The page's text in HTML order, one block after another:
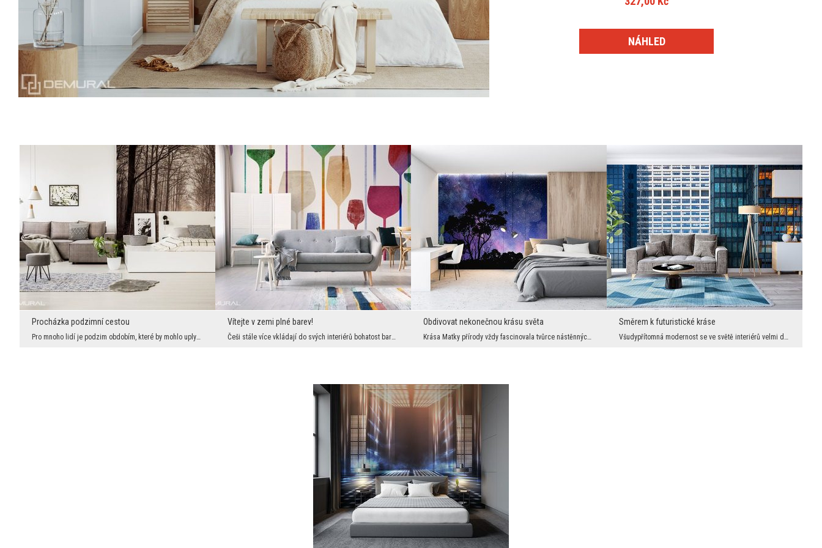
NÁHLED
Procházka podzimní cestou
Pro mnoho lidí je podzim obdobím, které by mohlo uplynout co nejdříve, což by mohlo ustoupit zimě...
Vítejte v zemi plné barev!
Češi stále více vkládají do svých interiérů bohatost barev, pokud jde o dekorace. Díky tomu nejso...
Obdivovat nekonečnou krásu světa
Krása Matky přírody vždy fascinovala tvůrce nástěnných dekorací. Tentokrát se to stalo. Výsledkem...
Směrem k futuristické kráse
Všudypřítomná modernost se ve světě interiérů velmi dobře daří a Češi ji upřímně milovali. Jednod...